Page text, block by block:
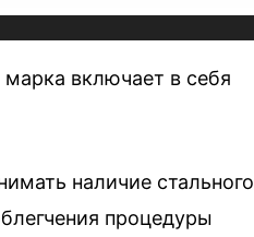
включает в себя
наличие стального
процедуры